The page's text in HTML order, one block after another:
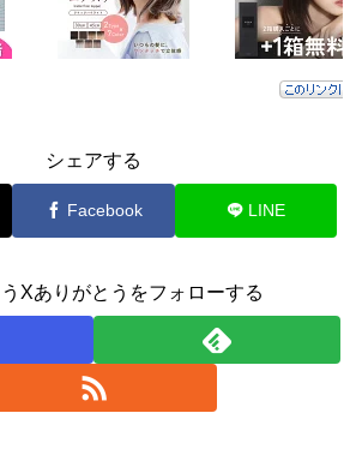
シェアする
Facebook LINE
Xありがとうをフォローする